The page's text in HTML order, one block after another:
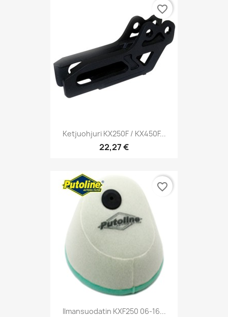
Ketjuohjuri KX250F / KX450F...
22,27 €
favorite_border
Ilmansuodatin KXF250 06-16...
favorite_border